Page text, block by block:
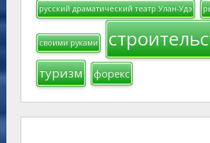
русский драматический театр Улан-Удэ
своими руками
туризм форекс